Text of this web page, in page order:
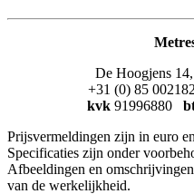
De Hoogjens
+31 (0) 85
kvk 91996880
Prijsvermeldingen zijn in euro
Specificaties zijn onder
Afbeeldingen en
van de werkelijkheid.